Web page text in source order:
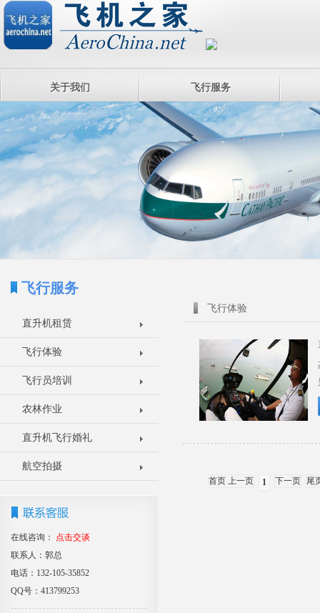
关于我们 飞行服务
飞行服务
直升机租赁
飞行体验
飞行员培训
农林作业
直升机飞行婚礼
航空拍摄
在线咨询：
点击交谈
联系人：郭总
电话：132-105-35852
QQ号：413799253
飞行体验
首页 上一页 1 下一页 尾